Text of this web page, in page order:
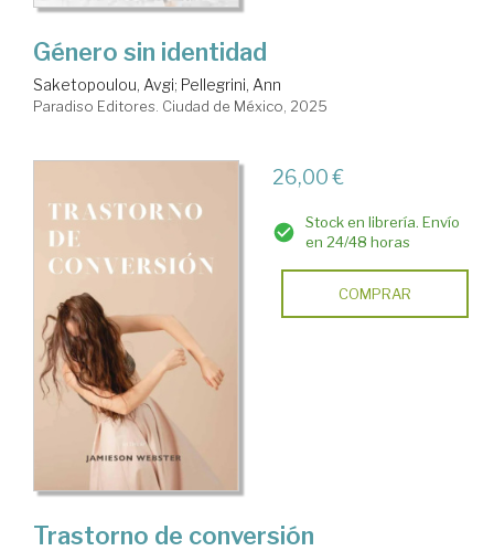
Género sin identidad
Saketopoulou, Avgi; Pellegrini, Ann
Paradiso Editores. Ciudad de México, 2025
26,00 €
Stock en librería. Envío
en 24/48 horas
COMPRAR
Trastorno de conversión